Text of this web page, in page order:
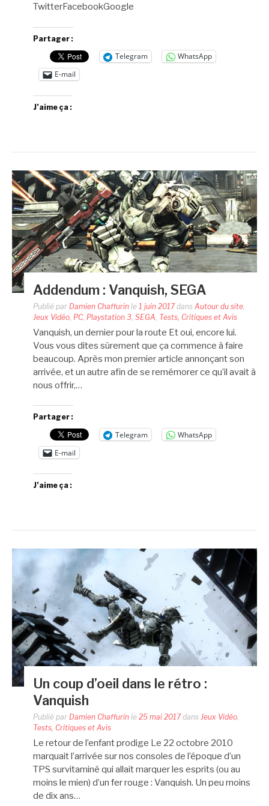
TwitterFacebookGoogle
Partager :
Telegram
WhatsApp
E-mail
J’aime ça :
Addendum : Vanquish, SEGA
Publié par Damien Chaffurin le 1 juin 2017dans Autour du site
Jeux Vidéo PC, Playstation 3 SEGA Tests, Critiques et Avis
Vanquish, un dernier pour la route Et oui, encore lui.
Vous vous dites sûrement que ça commence à faire
beaucoup. Après mon premier article annonçant son
arrivée, et un autre afin de se remémorer ce qu’il avait à
nous offrir,…
Partager :
Telegram
WhatsApp
E-mail
J’aime ça :
Un coup d’oeil dans le rétro :
Vanquish
Publié par Damien Chaffurin le 25 mai 2017dans Jeux Vidéo
Tests, Critiques et Avis
Le retour de l’enfant prodige Le 22 octobre 2010
marquait l’arrivée sur nos consoles de l’époque d’un
TPS survitaminé qui allait marquer les esprits (ou au
moins le mien) d’un fer rouge : Vanquish. Un peu moins
de dix ans…